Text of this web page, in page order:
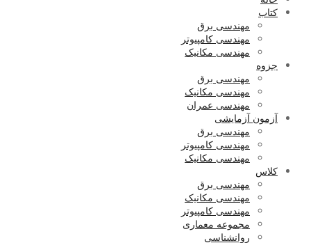
کتاب
مهندسی برق
مهندسی کامپیوتر
مهندسی مکانیک
جزوه
مهندسی برق
مهندسی مکانیک
مهندسی عمران
آزمون آزمایشی
مهندسی برق
مهندسی کامپیوتر
مهندسی مکانیک
کلاس
مهندسی برق
مهندسی مکانیک
مهندسی کامپیوتر
مجموعه معماری
روانشناسی